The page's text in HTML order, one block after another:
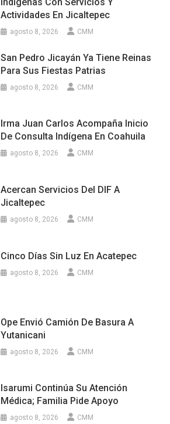
Actividades En Jicaltepec
agosto 8, 2026 CMM
San Pedro Jicayán Ya Tiene Reinas
Para Sus Fiestas Patrias
agosto 8, 2026 CMM
Irma Juan Carlos Acompaña Inicio
De Consulta Indígena En Coahuila
agosto 8, 2026 CMM
Acercan Servicios Del DIF A
Jicaltepec
agosto 8, 2026 CMM
Cinco Días Sin Luz En Acatepec
agosto 8, 2026 CMM
Ope Envió Camión De Basura A
Yutanicani
agosto 8, 2026 CMM
Isarumi Continúa Su Atención
Médica; Familia Pide Apoyo
agosto 8, 2026 CMM